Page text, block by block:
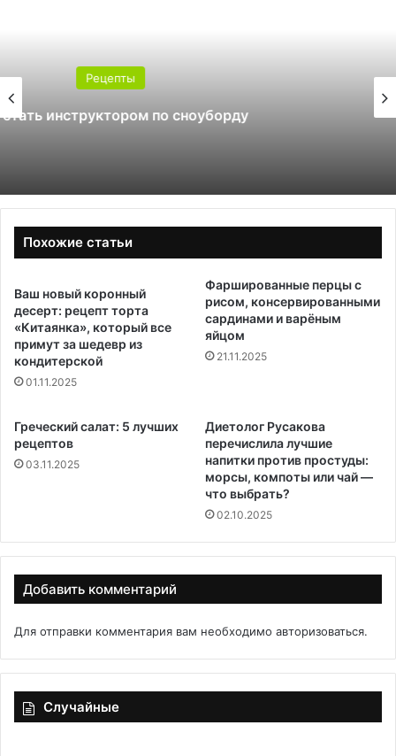
Какой поликарбонат выбрать для
теплицы: 4 или 6 мм
Похожие статьи
Ваш новый коронный
десерт: рецепт торта
«Китаянка», который все
примут за шедевр из
кондитерской
01.11.2025
Фаршированные перцы с
рисом, консервированными
сардинами и варёным
яйцом
21.11.2025
Греческий салат: 5 лучших
рецептов
03.11.2025
Диетолог Русакова
перечислила лучшие
напитки против простуды:
морсы, компоты или чай —
что выбрать?
02.10.2025
Добавить комментарий
Для отправки комментария вам необходимо авторизоваться.
Случайные